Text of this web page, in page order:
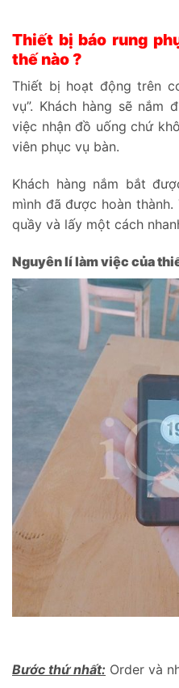
Thiết bị báo rung
thế nào ?
Thiết bị hoạt động trên
vụ”. Khách hàng sẽ nắm
việc nhận đồ uống chứ
viên phục vụ bàn.
Khách hàng nắm bắt
mình đã được hoàn
quầy và lấy một cách
Nguyên lí làm việc của
Bước thứ nhất: Order và